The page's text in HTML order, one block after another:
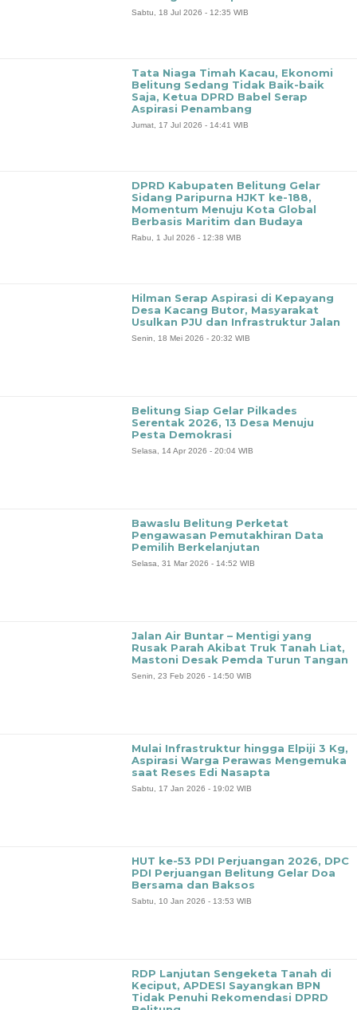
Sabtu, 18 Jul 2026 - 12:35 WIB
‎Tata Niaga Timah Kacau, Ekonomi
Belitung Sedang Tidak Baik-baik
Saja, Ketua DPRD Babel Serap
Aspirasi Penambang
Jumat, 17 Jul 2026 - 14:41 WIB
‎DPRD Kabupaten Belitung Gelar
Sidang Paripurna HJKT ke-188,
Momentum Menuju Kota Global
Berbasis Maritim dan Budaya
Rabu, 1 Jul 2026 - 12:38 WIB
Hilman Serap Aspirasi di Kepayang
Desa Kacang Butor, Masyarakat
Usulkan PJU dan Infrastruktur Jalan
Senin, 18 Mei 2026 - 20:32 WIB
‎Belitung Siap Gelar Pilkades
Serentak 2026, 13 Desa Menuju
Pesta Demokrasi
Selasa, 14 Apr 2026 - 20:04 WIB
Bawaslu Belitung Perketat
Pengawasan Pemutakhiran Data
Pemilih Berkelanjutan
Selasa, 31 Mar 2026 - 14:52 WIB
‎Jalan Air Buntar – Mentigi yang
Rusak Parah Akibat Truk Tanah Liat,
Mastoni Desak Pemda Turun Tangan
Senin, 23 Feb 2026 - 14:50 WIB
Mulai Infrastruktur hingga Elpiji 3 Kg,
Aspirasi Warga Perawas Mengemuka
saat Reses Edi Nasapta
Sabtu, 17 Jan 2026 - 19:02 WIB
HUT ke-53 PDI Perjuangan 2026, DPC
PDI Perjuangan Belitung Gelar Doa
Bersama dan Baksos
Sabtu, 10 Jan 2026 - 13:53 WIB
‎RDP Lanjutan Sengeketa Tanah di
Keciput, APDESI Sayangkan BPN
Tidak Penuhi Rekomendasi DPRD